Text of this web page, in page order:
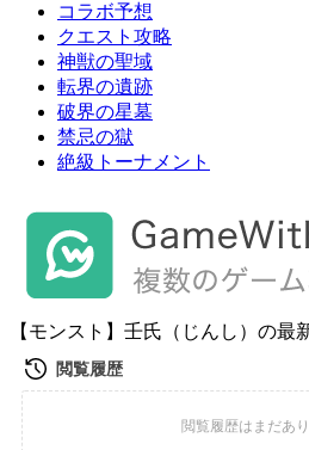
コラボ予想
クエスト攻略
神獣の聖域
転界の遺跡
破界の星墓
禁忌の獄
絶級トーナメント
【モンスト】壬氏（じんし）の最